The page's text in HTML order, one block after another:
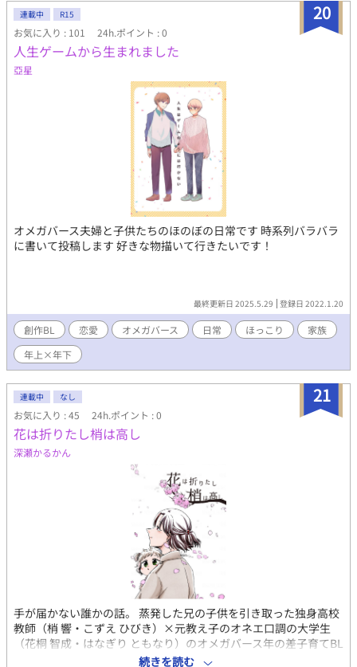
20
連載中 R15
お気に入り : 101 24h.ポイント : 0
人生ゲームから生まれました
亞星
オメガバース夫婦と子供たちのほのぼの日常です 時系列バラバラ
に書いて投稿します 好きな物描いて行きたいです！
最終更新日 2025.5.29 登録日 2022.1.20
創作BL 恋愛 オメガバース 日常 ほっこり
家族
年上×年下
21
連載中 なし
お気に入り : 45 24h.ポイント : 0
花は折りたし梢は高し
深瀬かるかん
手が届かない誰かの話。 蒸発した兄の子供を引き取った独身高校
教師（梢 響・こずえ ひびき）×元教え子のオネエ口調の大学生
（花桐 智成・はなぎり ともなり）のオメガバース年の差子育てBL
漫画。 β×βのお話です。 ちなみに『虎に翼』、『毒を喰らわば』
続きを読む